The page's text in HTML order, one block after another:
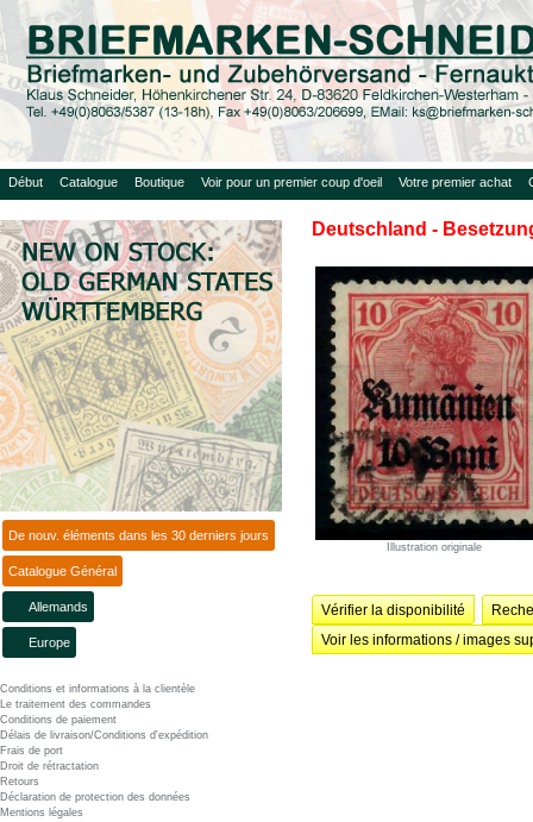
Début Catalogue Boutique Voir pour un premier coup d'oeil Votre premier achat
De nouv. éléments dans les 30 derniers jours
Catalogue Général
Allemands
Europe
Conditions et informations à la clientèle
Le traitement des commandes
Conditions de paiement
Délais de livraison/Conditions d'expédition
Frais de port
Droit de rétractation
Retours
Déclaration de protection des données
Mentions légales
Deutschland -
Illustration originale
Vérifier la disponibilité
Voir les informations / images